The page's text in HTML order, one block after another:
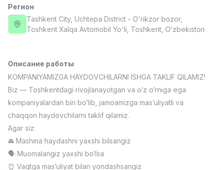
LES AILES
Full time job
Ish joyidan
NAVBAHOR APTEKA
Оператор по продажам (Только для
девушек!)
Договорная
NAFF
Full time job
Ish joyidan
TOP
Агент по продажам
Регион
Tashkent City, Uchtepa District - O'rikzor bozor,
Toshkent Xalqa Avtomobil Yo'li, Тоshkent, Oʻzbekiston
Описание работы
KOMPANIYAMIZGA HAYDOVCHILARNI ISHGA TAKLIF QILAMIZ!
Biz — Toshkentdagi rivojlanayotgan va o‘z o‘rniga ega
kompaniyalardan biri bo‘lib, jamoamizga mas’uliyatli va
chaqqon haydovchilarni taklif qilamiz.
Agar siz:
🚘 Mashina haydashni yaxshi bilsangiz
🗣 Muomalangiz yaxshi bo‘lsa
⏰ Vaqtga mas’uliyat bilan yondashsangiz
Вакансии Категории